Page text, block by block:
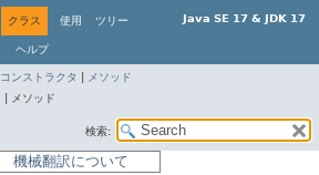
Java SE 17 & JDK 17
クラス 使用 ツリー
ヘルプ
コンストラクタ
メソッド
メソッド
検索:
機械翻訳について